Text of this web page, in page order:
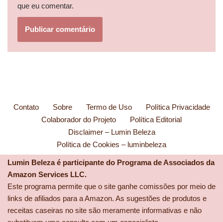
que eu comentar.
Contato Sobre Termo de Uso
Política Privacidade
Colaborador do Projeto
Política Editorial
Disclaimer – Lumin Beleza
Política de Cookies – luminbeleza
Lumin Beleza é participante do Programa de Associados da
Amazon Services LLC.
Este programa permite que o site ganhe comissões por meio de
links de afiliados para a Amazon. As sugestões de produtos e
receitas caseiras no site são meramente informativas e não